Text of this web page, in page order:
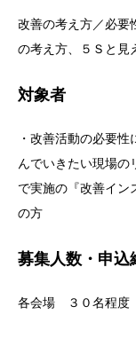
改善の考え方／必要
の考え方、５Ｓと見
対象者
・改善活動の必要
んでいきたい現場
で実施の『改善イン
の方
募集人数・申込
各会場 ３０名程度